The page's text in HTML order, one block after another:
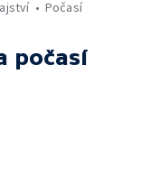
Počasí
počasí